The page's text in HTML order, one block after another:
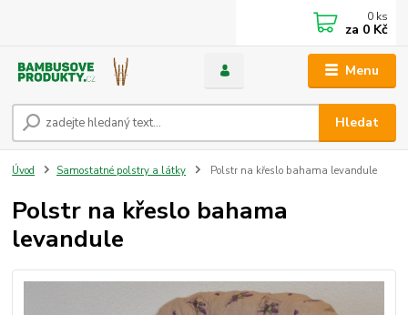
Menu
Hledat
0 ks
za 0 Kč
Úvod Samostatné polstry a látky Polstr na křeslo bahama levandule
Polstr na křeslo bahama
levandule